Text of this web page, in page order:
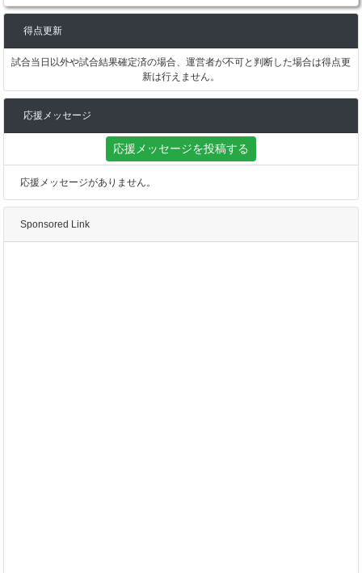
得点更新
試合当日以外や試合結果確定済の場合、運営者が不可と判断した場合は得点更
新は行えません。
応援メッセージ
応援メッセージを投稿する
応援メッセージがありません。
Sponsored Link